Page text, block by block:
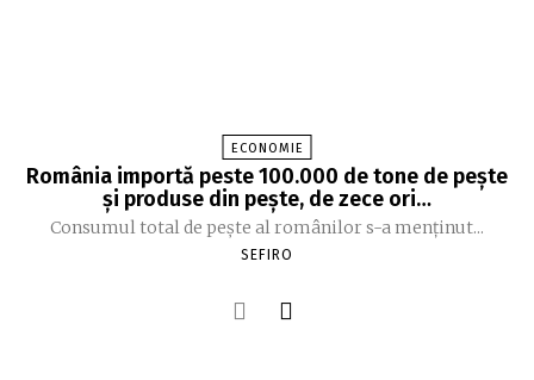
ECONOMIE
România importă peste 100.000 de tone de peşte
şi produse din peşte, de zece ori…
Consumul total de peşte al ro­mâ­nilor s-a menţinut...
SEFIRO